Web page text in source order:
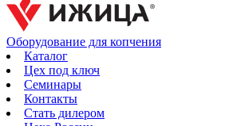
Оборудование для копчения
Каталог
Цех под ключ
Семинары
Контакты
Стать дилером